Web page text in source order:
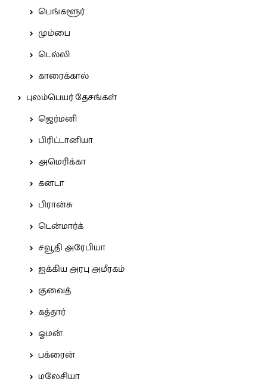
பெங்களூர்
மும்பை
டெல்லி
காரைக்கால்
புலம்பெயர் தேசங்கள்
ஜெர்மனி
பிரிட்டானியா
அமெரிக்கா
கனடா
பிரான்சு
டென்மார்க்
சவூதி அரேபியா
ஐக்கிய அரபு அமீரகம்
குவைத்
கத்தார்
ஓமன்
பக்ரைன்
மலேசியா